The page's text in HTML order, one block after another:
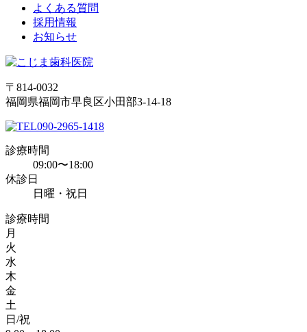
よくある質問
採用情報
お知らせ
〒814-0032
福岡県福岡市早良区小田部3-14-18
090-2965-1418
診療時間
09:00〜18:00
休診日
日曜・祝日
診療時間
月
火
水
木
金
土
日/祝